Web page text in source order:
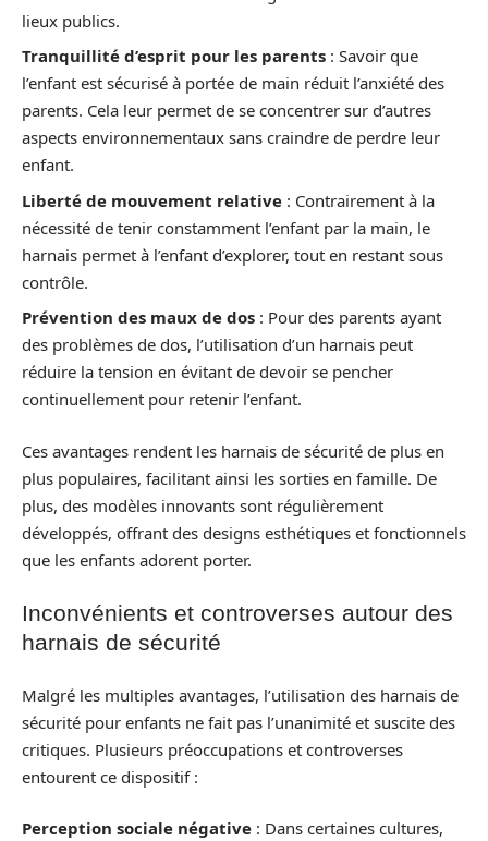
lieux publics.
Tranquillité d’esprit pour les parents : Savoir que
l’enfant est sécurisé à portée de main réduit l’anxiété des
parents. Cela leur permet de se concentrer sur d’autres
aspects environnementaux sans craindre de perdre leur
enfant.
Liberté de mouvement relative : Contrairement à la
nécessité de tenir constamment l’enfant par la main, le
harnais permet à l’enfant d’explorer, tout en restant sous
contrôle.
Prévention des maux de dos : Pour des parents ayant
des problèmes de dos, l’utilisation d’un harnais peut
réduire la tension en évitant de devoir se pencher
continuellement pour retenir l’enfant.
Ces avantages rendent les harnais de sécurité de plus en
plus populaires, facilitant ainsi les sorties en famille. De
plus, des modèles innovants sont régulièrement
développés, offrant des designs esthétiques et fonctionnels
que les enfants adorent porter.
Inconvénients et controverses autour des
harnais de sécurité
Malgré les multiples avantages, l’utilisation des harnais de
sécurité pour enfants ne fait pas l’unanimité et suscite des
critiques. Plusieurs préoccupations et controverses
entourent ce dispositif :
Perception sociale négative : Dans certaines cultures,